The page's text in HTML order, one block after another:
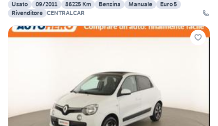
Usato
09/2011 86225 Km Benzina Manuale
Euro 5
Rivenditore CENTRALCAR